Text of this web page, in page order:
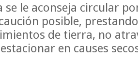
se le aconseja circular
posible,
de tierra, no
en causes